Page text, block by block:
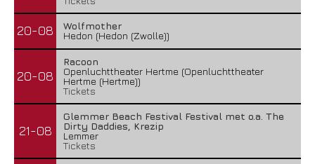
20-08
Wolfmother
Hedon (Hedon (Zwolle))
20-08
Racoon
Openluchttheater Hertme (Openluchttheater
Hertme (Hertme))
Tickets
21-08
Glemmer Beach Festival Festival met o.a. The
Dirty Daddies, Krezip
Lemmer
Tickets